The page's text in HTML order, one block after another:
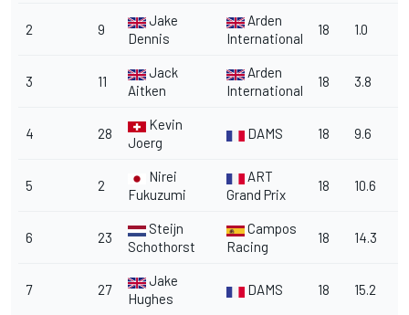
2 9
Jake
Dennis
Arden
International
18 1.0
3 11
Jack
Aitken
Arden
International
18 3.8
4 28
Kevin
Joerg
DAMS 18 9.6
5 2
Nirei
Fukuzumi
ART
Grand Prix
18 10.6
6 23
Steijn
Schothorst
Campos
Racing
18 14.3
7 27
Jake
Hughes
DAMS 18 15.2